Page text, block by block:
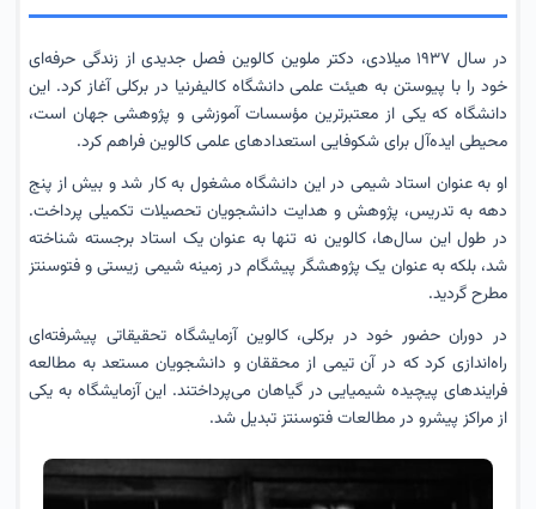
در سال ۱۹۳۷ میلادی، دکتر ملوین کالوین فصل جدیدی از زندگی حرفه‌ای
خود را با پیوستن به هیئت علمی دانشگاه کالیفرنیا در برکلی آغاز کرد. این
دانشگاه که یکی از معتبرترین مؤسسات آموزشی و پژوهشی جهان است،
محیطی ایده‌آل برای شکوفایی استعدادهای علمی کالوین فراهم کرد.
او به عنوان استاد شیمی در این دانشگاه مشغول به کار شد و بیش از پنج
دهه به تدریس، پژوهش و هدایت دانشجویان تحصیلات تکمیلی پرداخت.
در طول این سال‌ها، کالوین نه تنها به عنوان یک استاد برجسته شناخته
شد، بلکه به عنوان یک پژوهشگر پیشگام در زمینه شیمی زیستی و فتوسنتز
مطرح گردید.
در دوران حضور خود در برکلی، کالوین آزمایشگاه تحقیقاتی پیشرفته‌ای
راه‌اندازی کرد که در آن تیمی از محققان و دانشجویان مستعد به مطالعه
فرایندهای پیچیده شیمیایی در گیاهان می‌پرداختند. این آزمایشگاه به یکی
از مراکز پیشرو در مطالعات فتوسنتز تبدیل شد.